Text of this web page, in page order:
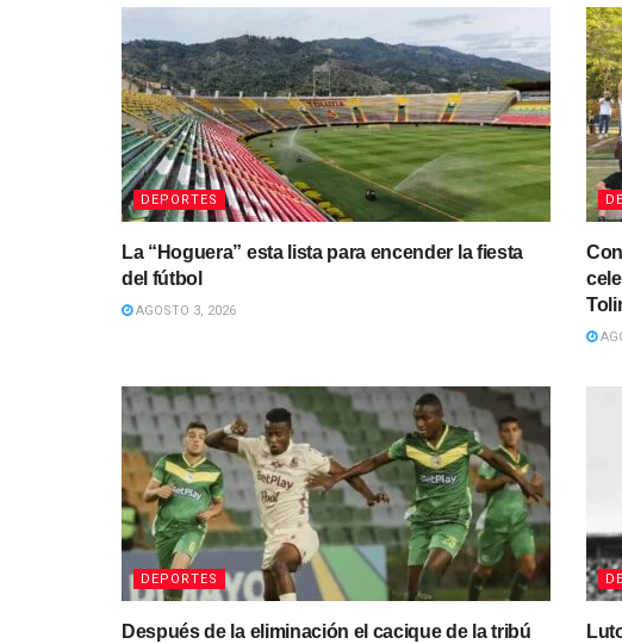
DEPORTES
La “Hoguera” esta lista para encender la fiesta
del fútbol
AGOSTO 3, 2026
DEPORTES
Después de la eliminación el cacique de la tribú